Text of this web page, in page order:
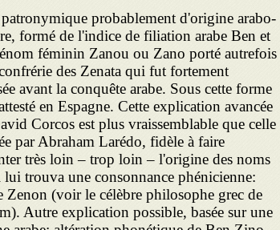
probablement d'origine arabo-
formé de l'indice de filiation arabe Ben et
féminin Zanou ou Zano porté autrefois
des Zenata qui fut fortement
avant la conquête arabe. Sous cette forme
en Espagne. Cette explication avancée
Corcos est plus vraissemblable que celle
par Abraham Larédo, fidèle à faire
très loin – trop loin – l'origine des noms
lui trouva une consonnance phénicienne:
Zenon (voir le célèbre philosophe grec de
Autre explication possible, basée sur une